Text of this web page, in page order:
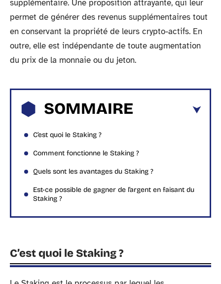
supplémentaire. Une proposition attrayante, qui leur
permet de générer des revenus supplémentaires tout
en conservant la propriété de leurs crypto-actifs. En
outre, elle est indépendante de toute augmentation
du prix de la monnaie ou du jeton.
SOMMAIRE
C’est quoi le Staking ?
Comment fonctionne le Staking ?
Quels sont les avantages du Staking ?
Est-ce possible de gagner de l’argent en faisant du
Staking ?
C’est quoi le Staking ?